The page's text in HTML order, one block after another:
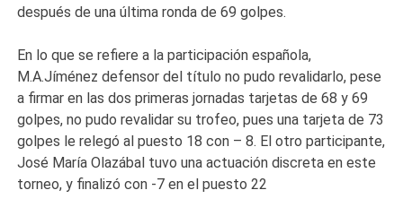
después de una última ronda de 69 golpes.
En lo que se refiere a la participación española,
M.A.Jíménez defensor del título no pudo revalidarlo, pese
a firmar en las dos primeras jornadas tarjetas de 68 y 69
golpes, no pudo revalidar su trofeo, pues una tarjeta de 73
golpes le relegó al puesto 18 con – 8. El otro participante,
José María Olazábal tuvo una actuación discreta en este
torneo, y finalizó con -7 en el puesto 22